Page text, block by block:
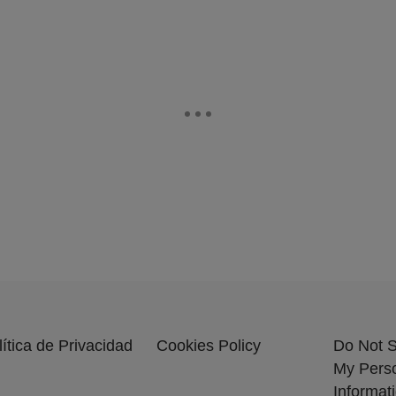
de Privacidad Cookies Policy
Do Not
My